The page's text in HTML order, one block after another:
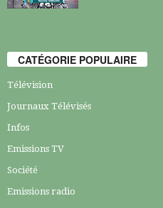
CATÉGORIE POPULAIRE
Télévision
Journaux Télévisés
Infos
Emissions TV
Société
Emissions radio